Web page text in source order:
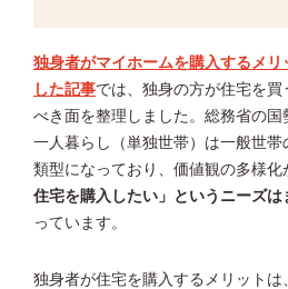
独身者がマイホームを購入するメ
した記事では、独身の方が住宅を
べき面を整理しました。総務省の国
一人暮らし（単独世帯）は一般世
類型になっており、価値観の多様化
住宅を購入したい」というニーズ
っています。
独身者が住宅を購入するメリットは